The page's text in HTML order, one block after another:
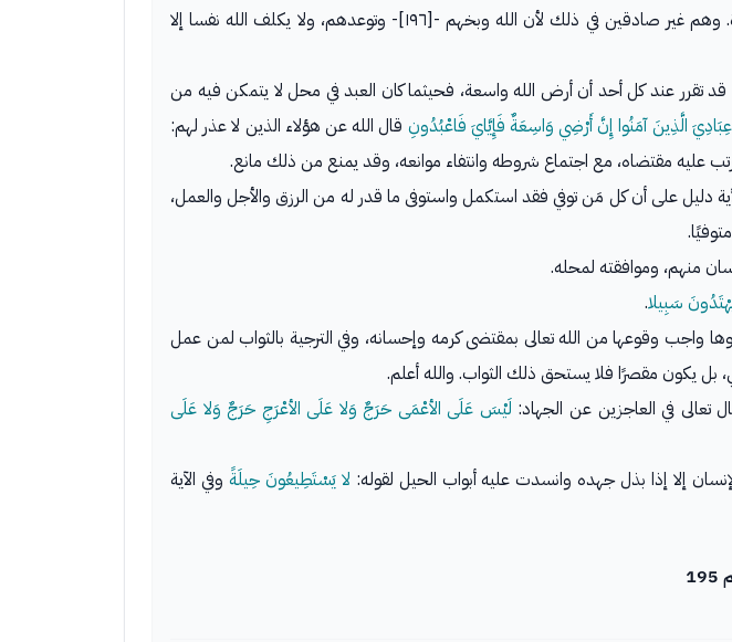
أي: ضعفاء مقهورين مظلومين، ليس لنا قدرة على الهجرة. وهم غير صادقين في ذلك لأن الله وبخهم -[١٩٦]- وتوعدهم، ولا يكلف الله نفسا إلا
قد تقرر عند كل أحد أن أرض الله واسعة، فحيثما كان العبد في محل لا يتمكن فيه من
عِبَادِيَ الَّذِينَ آمَنُوا إِنَّ أَرْضِي وَاسِعَةٌ فَإِيَّايَ فَاعْبُدُونِ قال الله عن هؤلاء الذين لا عذر لهم:
عليه مقتضاه، مع اجتماع شروطه وانتفاء موانعه، وقد يمنع من ذلك مانع.
دليل على أن كل مَن توفي فقد استكمل واستوفى ما قدر له من الرزق والأجل والعمل،
منهم، وموافقته لمحله.
سَبِيلا.
وقوعها من الله تعالى بمقتضى كرمه وإحسانه، وفي الترجية بالثواب لمن عمل
بل يكون مقصرًا فلا يستحق ذلك الثواب. والله أعلم.
في العاجزين عن الجهاد: لَيْسَ عَلَى الأعْمَى حَرَجٌ وَلا عَلَى الأعْرَجِ حَرَجٌ وَلا عَلَى
إلا إذا بذل جهده وانسدت عليه أبواب الحيل لقوله: لا يَسْتَطِيعُونَ حِيلَةً وفي الآية